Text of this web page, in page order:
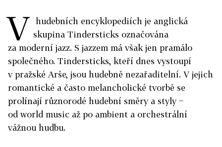
V hudebních encyklopediích je anglická
skupina Tindersticks označována
za moderní jazz. S jazzem má však jen pramálo
společného. Tindersticks, kteří dnes vystoupí
v pražské Arše, jsou hudebně nezařaditelní. V jejich
romantické a často melancholické tvorbě se
prolínají různorodé hudební směry a styly −
od world music až po ambient a orchestrální
vážnou hudbu.